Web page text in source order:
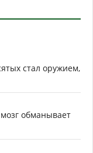
стал оружием,
обманывает